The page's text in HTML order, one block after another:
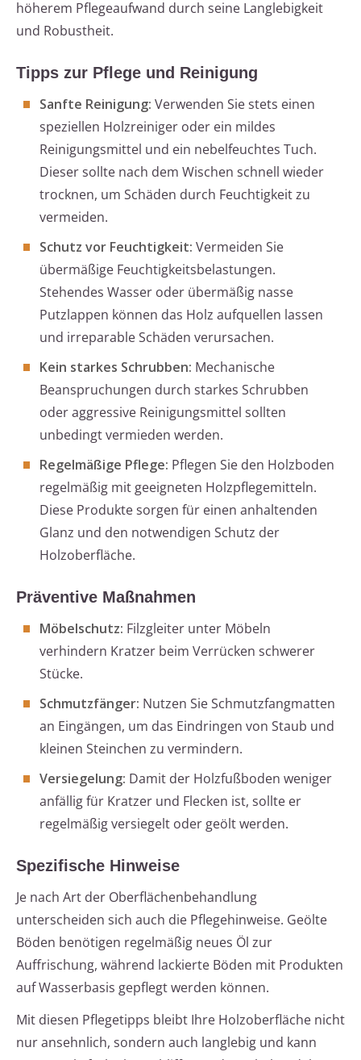
höherem Pflegeaufwand durch seine Langlebigkeit
und Robustheit.
Tipps zur Pflege und Reinigung
Sanfte Reinigung: Verwenden Sie stets einen
speziellen Holzreiniger oder ein mildes
Reinigungsmittel und ein nebelfeuchtes Tuch.
Dieser sollte nach dem Wischen schnell wieder
trocknen, um Schäden durch Feuchtigkeit zu
vermeiden.
Schutz vor Feuchtigkeit: Vermeiden Sie
übermäßige Feuchtigkeitsbelastungen.
Stehendes Wasser oder übermäßig nasse
Putzlappen können das Holz aufquellen lassen
und irreparable Schäden verursachen.
Kein starkes Schrubben: Mechanische
Beanspruchungen durch starkes Schrubben
oder aggressive Reinigungsmittel sollten
unbedingt vermieden werden.
Regelmäßige Pflege: Pflegen Sie den Holzboden
regelmäßig mit geeigneten Holzpflegemitteln.
Diese Produkte sorgen für einen anhaltenden
Glanz und den notwendigen Schutz der
Holzoberfläche.
Präventive Maßnahmen
Möbelschutz: Filzgleiter unter Möbeln
verhindern Kratzer beim Verrücken schwerer
Stücke.
Schmutzfänger: Nutzen Sie Schmutzfangmatten
an Eingängen, um das Eindringen von Staub und
kleinen Steinchen zu vermindern.
Versiegelung: Damit der Holzfußboden weniger
anfällig für Kratzer und Flecken ist, sollte er
regelmäßig versiegelt oder geölt werden.
Spezifische Hinweise
Je nach Art der Oberflächenbehandlung
unterscheiden sich auch die Pflegehinweise. Geölte
Böden benötigen regelmäßig neues Öl zur
Auffrischung, während lackierte Böden mit Produkten
auf Wasserbasis gepflegt werden können.
Mit diesen Pflegetipps bleibt Ihre Holzoberfläche nicht
nur ansehnlich, sondern auch langlebig und kann